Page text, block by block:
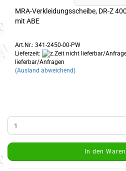
MRA-Verkleidungsscheibe, DR-Z
mit ABE
Art.Nr.: 341-2450-00-PW
Lieferzeit:
lieferbar/Anfragen
(Ausland abweichend)
In den